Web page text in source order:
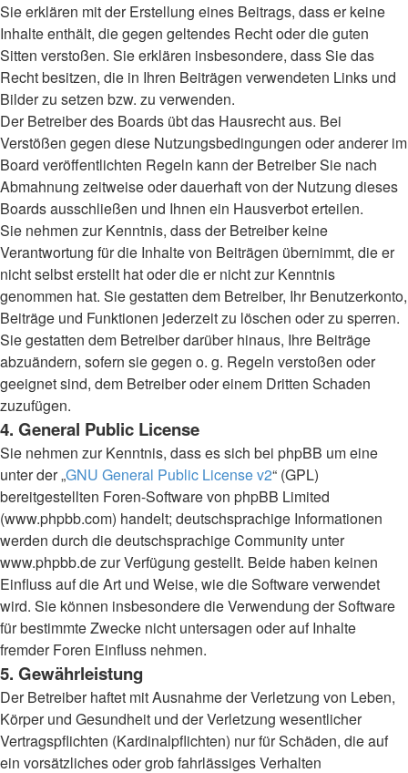
Sie erklären mit der Erstellung eines Beitrags, dass er keine
Inhalte enthält, die gegen geltendes Recht oder die guten
Sitten verstoßen. Sie erklären insbesondere, dass Sie das
Recht besitzen, die in Ihren Beiträgen verwendeten Links und
Bilder zu setzen bzw. zu verwenden.
Der Betreiber des Boards übt das Hausrecht aus. Bei
Verstößen gegen diese Nutzungsbedingungen oder anderer im
Board veröffentlichten Regeln kann der Betreiber Sie nach
Abmahnung zeitweise oder dauerhaft von der Nutzung dieses
Boards ausschließen und Ihnen ein Hausverbot erteilen.
Sie nehmen zur Kenntnis, dass der Betreiber keine
Verantwortung für die Inhalte von Beiträgen übernimmt, die er
nicht selbst erstellt hat oder die er nicht zur Kenntnis
genommen hat. Sie gestatten dem Betreiber, Ihr Benutzerkonto,
Beiträge und Funktionen jederzeit zu löschen oder zu sperren.
Sie gestatten dem Betreiber darüber hinaus, Ihre Beiträge
abzuändern, sofern sie gegen o. g. Regeln verstoßen oder
geeignet sind, dem Betreiber oder einem Dritten Schaden
zuzufügen.
4. General Public License
Sie nehmen zur Kenntnis, dass es sich bei phpBB um eine
unter der „GNU General Public License v2“ (GPL)
bereitgestellten Foren-Software von phpBB Limited
(www.phpbb.com) handelt; deutschsprachige Informationen
werden durch die deutschsprachige Community unter
www.phpbb.de zur Verfügung gestellt. Beide haben keinen
Einfluss auf die Art und Weise, wie die Software verwendet
wird. Sie können insbesondere die Verwendung der Software
für bestimmte Zwecke nicht untersagen oder auf Inhalte
fremder Foren Einfluss nehmen.
5. Gewährleistung
Der Betreiber haftet mit Ausnahme der Verletzung von Leben,
Körper und Gesundheit und der Verletzung wesentlicher
Vertragspflichten (Kardinalpflichten) nur für Schäden, die auf
ein vorsätzliches oder grob fahrlässiges Verhalten